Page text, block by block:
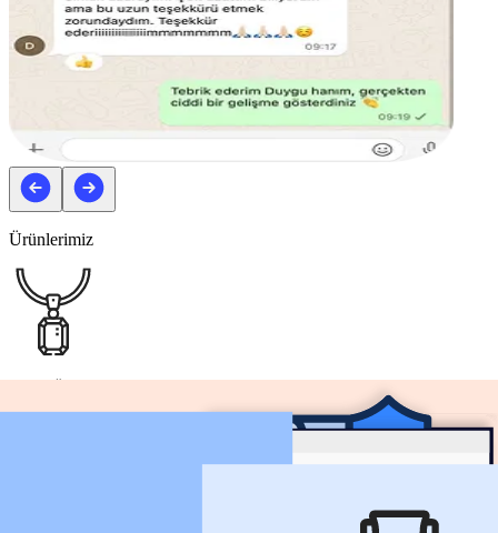
Ürünlerimiz
Listelemesini yapıp sabit sürekli sattığınız ürünlerden seçip satış